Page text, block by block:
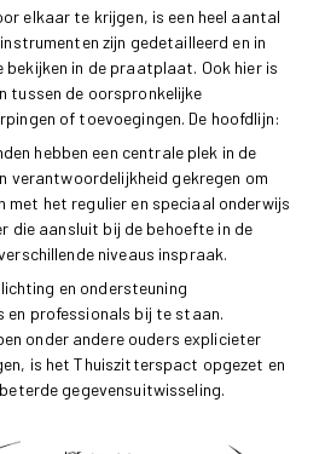
elkaar te krijgen, is een heel aantal
zijn gedetailleerd en in
in de praatplaat. Ook hier is
tussen de oorspronkelijke
of toevoegingen. De hoofdlijn:
hebben een centrale plek in de
verantwoordelijkheid gekregen om
met het regulier en speciaal onderwijs
die aansluit bij de behoefte in de
niveaus inspraak.
en ondersteuning
en professionals bij te staan.
onder andere ouders explicieter
is het Thuiszitterspact opgezet en
gegevensuitwisseling.